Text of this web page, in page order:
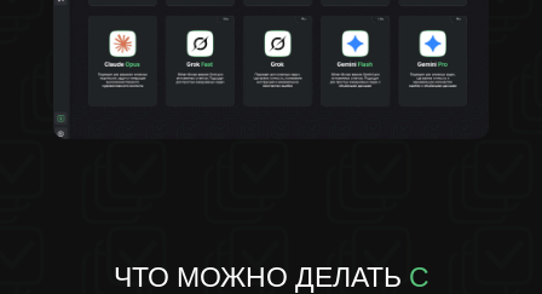
ЧТО МОЖНО ДЕЛАТЬ С